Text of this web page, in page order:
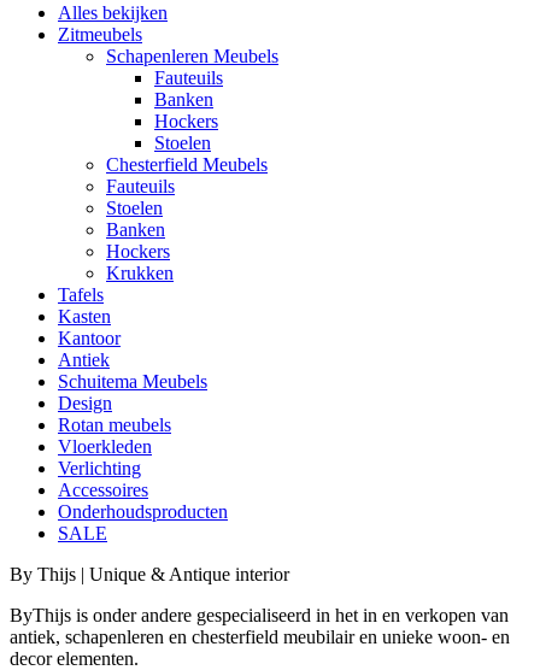
Alles bekijken
Zitmeubels
Schapenleren Meubels
Fauteuils
Banken
Hockers
Stoelen
Chesterfield Meubels
Fauteuils
Stoelen
Banken
Hockers
Krukken
Tafels
Kasten
Kantoor
Antiek
Schuitema Meubels
Design
Rotan meubels
Vloerkleden
Verlichting
Accessoires
Onderhoudsproducten
SALE
By Thijs | Unique & Antique interior
ByThijs is onder andere gespecialiseerd in het in en verkopen van
antiek, schapenleren en chesterfield meubilair en unieke woon- en
decor elementen.